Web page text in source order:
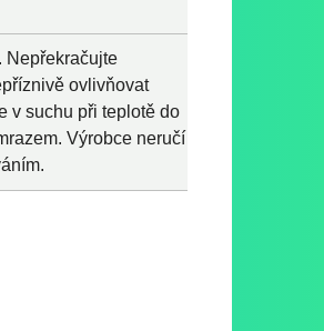
Nepřekračujte
ovlivňovat
v suchu při teplotě do
Výrobce neručí